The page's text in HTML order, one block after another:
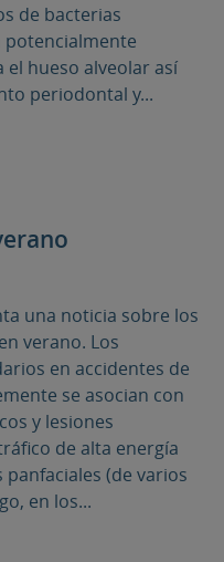
de bacterias
potencialmente
el hueso alveolar así
periodontal y...
una noticia sobre los
verano. Los
en accidentes de
se asocian con
y lesiones
de alta energía
(de varios
en los...